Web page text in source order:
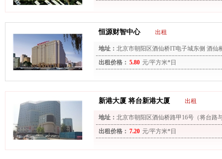
恒源财智中心 出租
地址： 北京市朝阳区酒仙桥IT电子城东侧 酒仙
出租价格： 5.80 元/平方米*日
新港大厦 将台新港大厦 出租
地址： 北京市朝阳区酒仙桥路甲16号（将台路
出租价格： 7.20 元/平方米*日